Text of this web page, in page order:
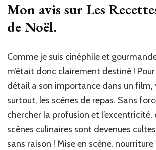
Mon avis sur Les
de Noël.
Comme je suis cinéphile et
m’était donc clairement destiné !
détail a son importance dans un film,
surtout, les scènes de repas. Sans
chercher la profusion et l’excentricité,
scènes culinaires sont devenues
sans raison ! Mise en scène,